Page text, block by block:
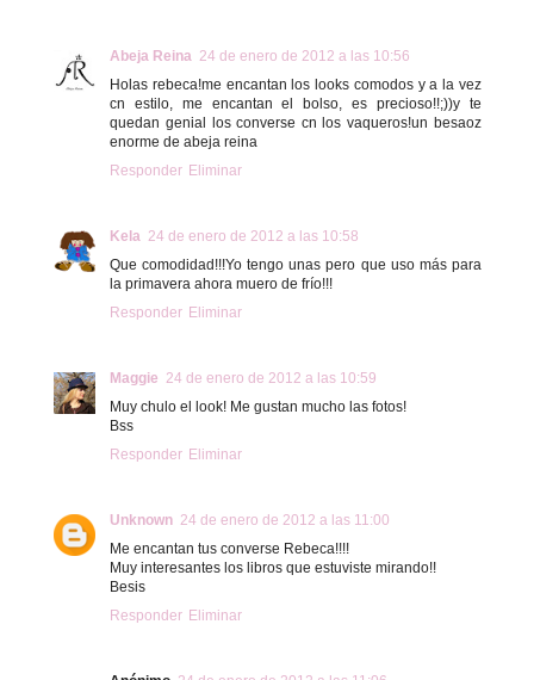
Abeja Reina 24 de enero de 2012 a las 10:56
Holas rebeca!me encantan los looks comodos y a la vez
cn estilo, me encantan el bolso, es precioso!!;))y te
quedan genial los converse cn los vaqueros!un besaoz
enorme de abeja reina
Responder Eliminar
Kela 24 de enero de 2012 a las 10:58
Que comodidad!!!Yo tengo unas pero que uso más para
la primavera ahora muero de frío!!!
Responder Eliminar
Maggie 24 de enero de 2012 a las 10:59
Muy chulo el look! Me gustan mucho las fotos!
Bss
Responder Eliminar
Unknown 24 de enero de 2012 a las 11:00
Me encantan tus converse Rebeca!!!!
Muy interesantes los libros que estuviste mirando!!
Besis
Responder Eliminar